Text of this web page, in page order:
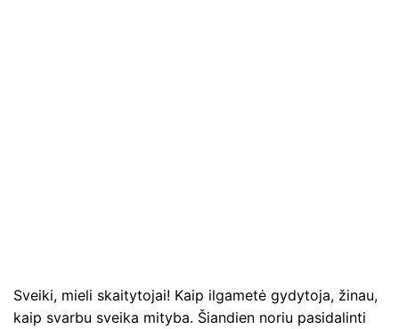
Sveiki, mieli skaitytojai! Kaip ilgametė gydytoja, žinau,
kaip svarbu sveika mityba. Šiandien noriu pasidalinti